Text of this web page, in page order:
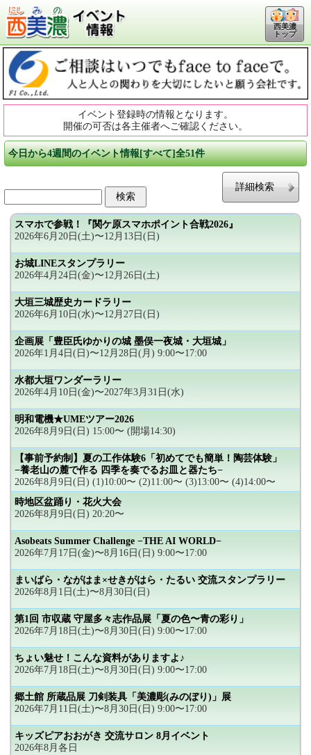
西美濃
トップ
イベント登録時の情報となります。
開催の可否は各主催者へご確認ください。
今日から4週間のイベント情報[すべて]全51件
詳細検索
スマホで参戦！『関ケ原スマホポイント合戦2026』
2026年6月20日(土)〜12月13日(日)
お城LINEスタンプラリー
2026年4月24日(金)〜12月26日(土)
大垣三城歴史カードラリー
2026年6月10日(水)〜12月27日(日)
企画展「豊臣氏ゆかりの城 墨俣一夜城・大垣城」
2026年1月4日(日)〜12月28日(月) 9:00〜17:00
水都大垣ワンダーラリー
2026年4月10日(金)〜2027年3月31日(水)
明和電機★UMEツアー2026
2026年8月9日(日) 15:00〜 (開場14:30)
【事前予約制】夏の工作体験6「初めてでも簡単！陶芸体験」
−養老山の麓で作る 四季を奏でるお皿と器たち−
2026年8月9日(日) (1)10:00〜 (2)11:00〜 (3)13:00〜 (4)14:00〜
時地区盆踊り・花火大会
2026年8月9日(日) 20:20〜
Asobeats Summer Challenge −THE AI WORLD−
2026年7月17日(金)〜8月16日(日) 9:00〜17:00
まいばら・ながはま×せきがはら・たるい 交流スタンプラリー
2026年8月1日(土)〜8月30日(日)
第1回 市収蔵 守屋多々志作品展「夏の色〜青の彩り」
2026年7月18日(土)〜8月30日(日) 9:00〜17:00
ちょい魅せ！こんな資料がありますよ♪
2026年7月18日(土)〜8月30日(日) 9:00〜17:00
郷土館 所蔵品展 刀剣装具「美濃彫(みのぼり)」展
2026年7月11日(土)〜8月30日(日) 9:00〜17:00
キッズピアおおがき 交流サロン 8月イベント
2026年8月各日